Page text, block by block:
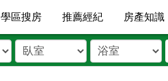
學區搜房 推薦經紀 房產知識